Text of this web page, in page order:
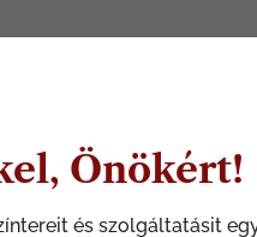
Önökért!
és szolgáltatásit